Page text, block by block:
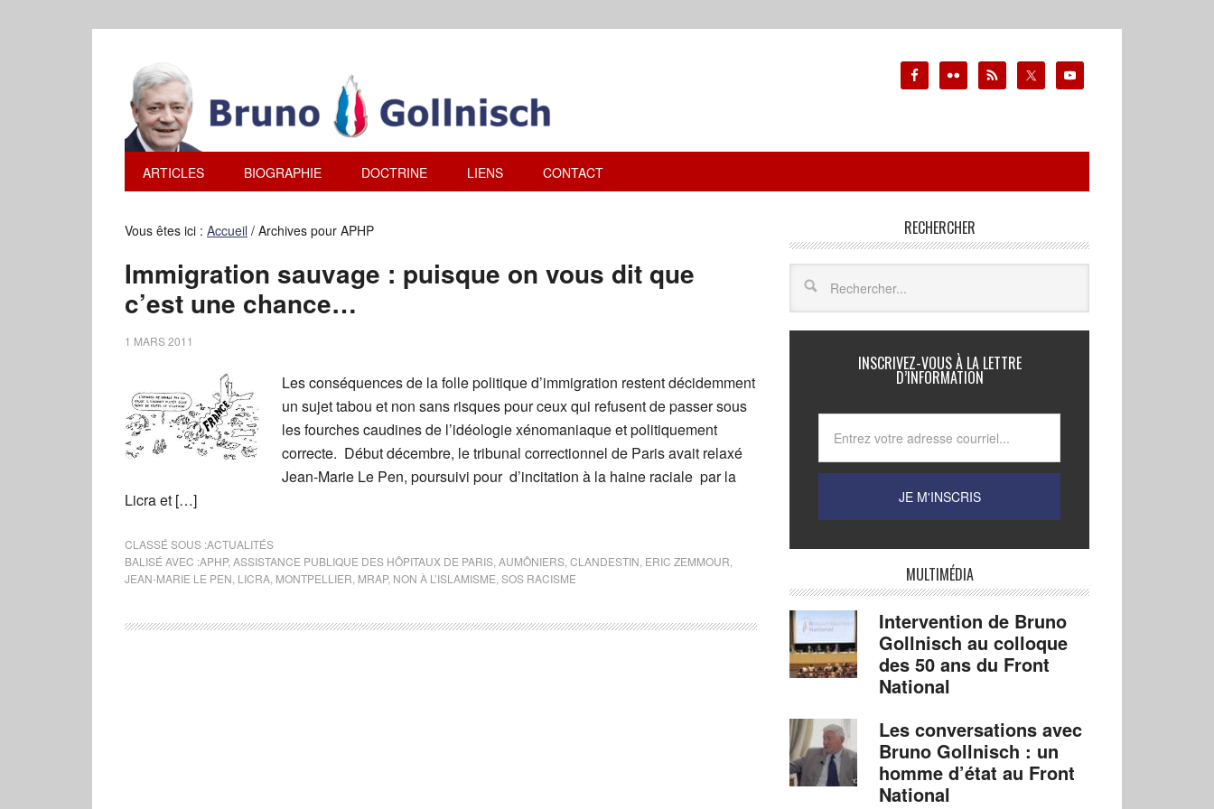
ARTICLES BIOGRAPHIE DOCTRINE LIENS CONTACT
Vous êtes ici : Accueil / Archives pour APHP
Immigration sauvage : puisque on vous dit que
c’est une chance…
1 MARS 2011
Les conséquences de la folle politique d’immigration restent décidemment
un sujet tabou et non sans risques pour ceux qui refusent de passer sous
les fourches caudines de l’idéologie xénomaniaque et politiquement
correcte. Début décembre, le tribunal correctionnel de Paris avait relaxé
Jean-Marie Le Pen, poursuivi pour d’incitation à la haine raciale par la
Licra et […]
CLASSÉ SOUS :ACTUALITÉS
BALISÉ AVEC :APHP, ASSISTANCE PUBLIQUE DES HÔPITAUX DE PARIS AUMÔNIERS CLANDESTIN ERIC ZEMMOUR
JEAN-MARIE LE PEN LICRA MONTPELLIER MRAP, NON À L’ISLAMISME SOS RACISME
RECHERCHER
INSCRIVEZ-VOUS À LA LETTRE
D’INFORMATION
MULTIMÉDIA
Intervention de Bruno
Gollnisch au colloque
des 50 ans du Front
National
Les conversations avec
Bruno Gollnisch : un
homme d’état au Front
National